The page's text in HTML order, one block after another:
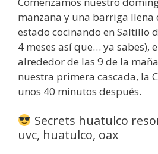
manzana y una barriga llena
estado cocinando en Saltillo
4 meses así que… ya sabes),
alrededor de las 9 de la
nuestra primera cascada, la
unos 40 minutos después.
Secrets huatulco
uvc, huatulco, oax